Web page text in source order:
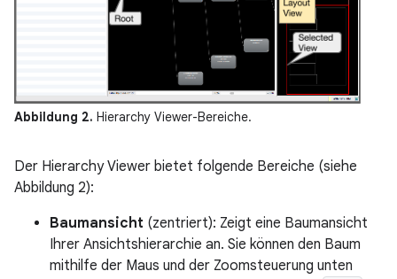
Abbildung 2. Hierarchy Viewer-Bereiche.
Der Hierarchy Viewer bietet folgende Bereiche (siehe
Abbildung 2):
Baumansicht (zentriert): Zeigt eine Baumansicht
Ihrer Ansichtshierarchie an. Sie können den Baum
mithilfe der Maus und der Zoomsteuerung unten